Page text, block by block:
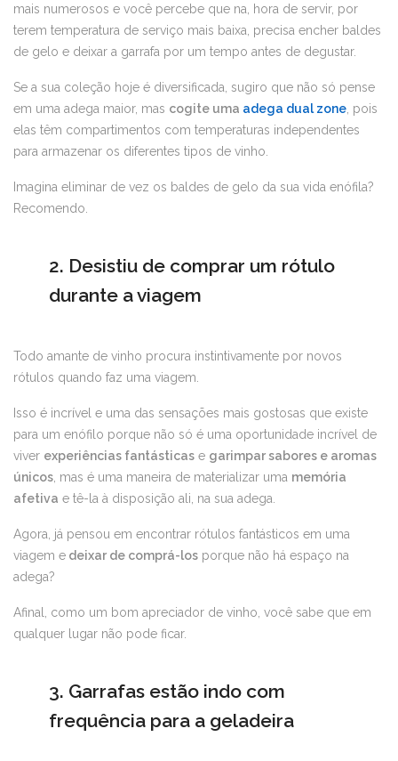
mais numerosos e você percebe que na, hora de servir, por
terem temperatura de serviço mais baixa, precisa encher baldes
de gelo e deixar a garrafa por um tempo antes de degustar.
Se a sua coleção hoje é diversificada, sugiro que não só pense
em uma adega maior, mas cogite uma adega dual zone , pois
elas têm compartimentos com temperaturas independentes
para armazenar os diferentes tipos de vinho.
Imagina eliminar de vez os baldes de gelo da sua vida enófila?
Recomendo.
2. Desistiu de comprar um rótulo
durante a viagem
Todo amante de vinho procura instintivamente por novos
rótulos quando faz uma viagem.
Isso é incrível e uma das sensações mais gostosas que existe
para um enófilo porque não só é uma oportunidade incrível de
viver experiências fantásticas e garimpar sabores e aromas
únicos , mas é uma maneira de materializar uma memória
afetiva e tê-la à disposição ali, na sua adega.
Agora, já pensou em encontrar rótulos fantásticos em uma
viagem e deixar de comprá-los porque não há espaço na
adega?
Afinal, como um bom apreciador de vinho, você sabe que em
qualquer lugar não pode ficar.
3. Garrafas estão indo com
frequência para a geladeira